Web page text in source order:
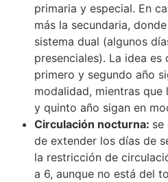
primaria y especial. En
más la secundaria,
sistema dual (algunos
presenciales). La idea es
primero y segundo año
modalidad, mientras
y quinto año sigan en
Circulación nocturna: se
de extender los días de
la restricción de
a 6, aunque no está del